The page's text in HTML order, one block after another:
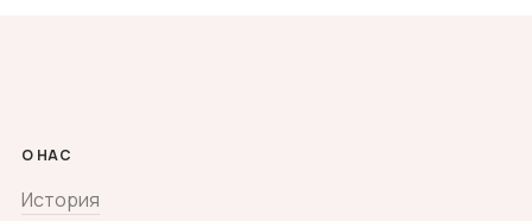
О НАС
История